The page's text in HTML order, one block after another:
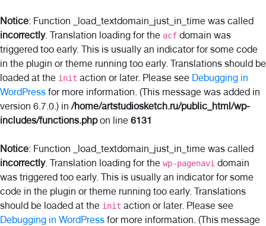
Notice: Function _load_textdomain_just_in_time was called
incorrectly. Translation loading for the acf domain was
triggered too early. This is usually an indicator for some code
in the plugin or theme running too early. Translations should be
loaded at the init action or later. Please see Debugging in
WordPress for more information. (This message was added in
version 6.7.0.) in/home/artstudiosketch.ru/public_html/wp-
includes/functions.phpon line 6131
Notice: Function _load_textdomain_just_in_time was called
incorrectly. Translation loading for the wp-pagenavi domain
was triggered too early. This is usually an indicator for some
code in the plugin or theme running too early. Translations
should be loaded at the init action or later. Please see
Debugging in WordPress for more information. (This message